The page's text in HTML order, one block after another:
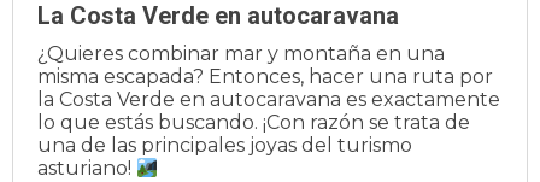
La Costa Verde en autocaravana
¿Quieres combinar mar y montaña en una
misma escapada? Entonces, hacer una ruta por
la Costa Verde en autocaravana es exactamente
lo que estás buscando. ¡Con razón se trata de
una de las principales joyas del turismo
asturiano!